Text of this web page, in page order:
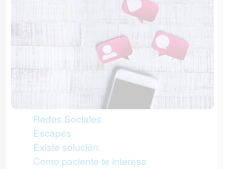
Redes Sociales
Escapes
Existe solución
Como paciente te interesa